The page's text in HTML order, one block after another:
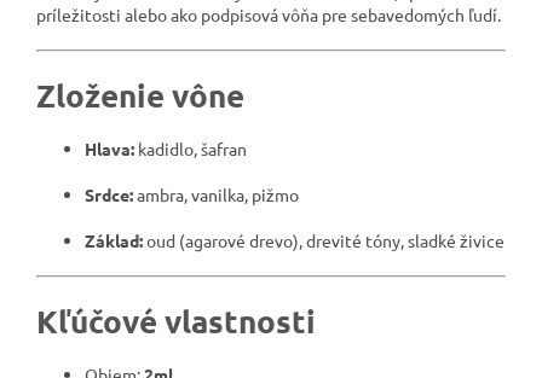
príležitosti alebo ako podpisová vôňa pre sebavedomých ľudí.
Zloženie vône
Hlava: kadidlo, šafran
Srdce:ambra, vanilka, pižmo
Základ:oud (agarové drevo), drevité tóny, sladké živice
Kľúčové vlastnosti